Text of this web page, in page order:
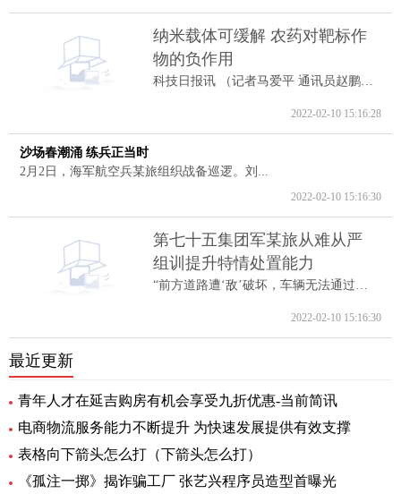
纳米载体可缓解 农药对靶标作
物的负作用
2022-02-10 15:16:28
沙场春潮涌 练兵正当时
2月2日，海军航空兵某旅组织战备巡逻。刘...
2022-02-10 15:16:30
第七十五集团军某旅从难从严
组训提升特情处置能力
2022-02-10 15:16:30
最近更新
青年人才在延吉购房有机会享受九折优惠-当前简讯
电商物流服务能力不断提升 为快速发展提供有效支撑
表格向下箭头怎么打（下箭头怎么打）
《孤注一掷》揭诈骗工厂 张艺兴程序员造型首曝光